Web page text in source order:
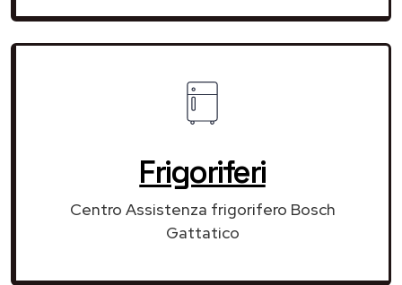
Frigoriferi
Centro Assistenza frigorifero Bosch
Gattatico